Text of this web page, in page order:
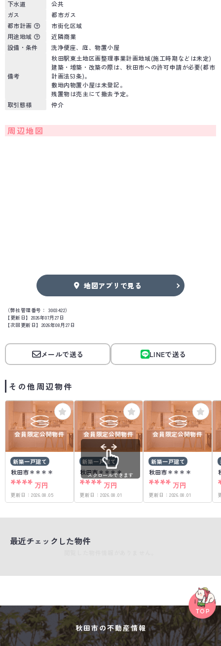
下水道
公共
ガス
都市ガス
都市計画
市街化区域
用途地域
近隣商業
設備・条件
洗浄便座、庭、物置小屋
備考
秋田駅東土地区画整理事業計画地域(施工時期などは未定)
建築・増築・改築の際は、秋田市への許可申請が必要(都市
計画法53条)。
敷地内物置小屋は未登記。
残置物は売主にて撤去予定。
取引態様
仲介
周辺地図
地図アプリで見る
（弊社管理番号： 3003422）
【更新日】2026年07月27日
【次回更新日】2026年08月27日
メールで送る LINEで送る
その他周辺物件
会員限定公開物件
新築一戸建て
秋田市＊＊＊＊
**** 万円
更新日： 2026.08.05
会員限定公開物件
新築一戸建て
秋田市＊＊＊＊
****万円
更新日： 2026.08.01
会員限定公開物件
新築一戸建て
秋田市＊＊＊＊
**** 万円
更新日： 2026.08.01
スクロールできます
最近チェックした物件
秋田市の不動産情報